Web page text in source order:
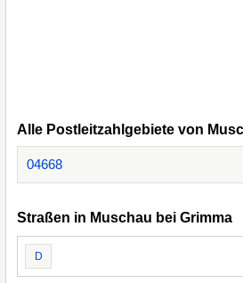
Alle Postleitzahlgebiete von
04668
Straßen in Muschau bei Grimma
D